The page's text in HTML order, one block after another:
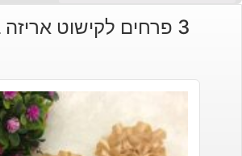
3 פרחים לקישוט אריזה בגוון זהוב